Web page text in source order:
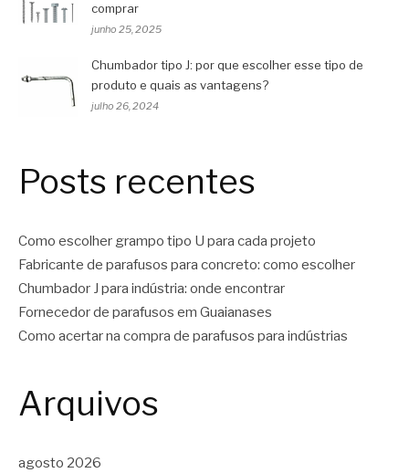
comprar
junho 25, 2025
Chumbador tipo J: por que escolher esse tipo de
produto e quais as vantagens?
julho 26, 2024
Posts recentes
Como escolher grampo tipo U para cada projeto
Fabricante de parafusos para concreto: como escolher
Chumbador J para indústria: onde encontrar
Fornecedor de parafusos em Guaianases
Como acertar na compra de parafusos para indústrias
Arquivos
agosto 2026